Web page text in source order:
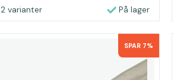
2 varianter På lager
SPAR 7%